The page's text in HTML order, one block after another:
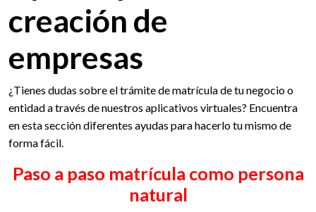
creación de
empresas
¿Tienes dudas sobre el trámite de matrícula de tu negocio o
entidad a través de nuestros aplicativos virtuales? Encuentra
en esta sección diferentes ayudas para hacerlo tu mismo de
forma fácil.
Paso a paso matrícula como persona
natural